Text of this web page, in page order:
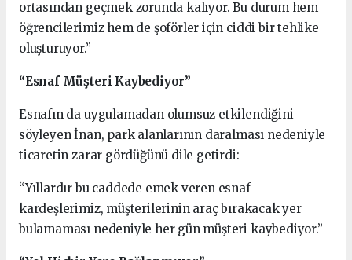
ortasından geçmek zorunda kalıyor. Bu durum hem
öğrencilerimiz hem de şoförler için ciddi bir tehlike
oluşturuyor.”
“Esnaf Müşteri Kaybediyor”
Esnafın da uygulamadan olumsuz etkilendiğini
söyleyen İnan, park alanlarının daralması nedeniyle
ticaretin zarar gördüğünü dile getirdi:
“Yıllardır bu caddede emek veren esnaf
kardeşlerimiz, müşterilerinin araç bırakacak yer
bulamaması nedeniyle her gün müşteri kaybediyor.”